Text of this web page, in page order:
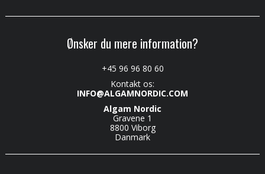
Ønsker du mere information?
+45 96 96 80 60
Kontakt os:
INFO@ALGAMNORDIC.COM
Algam Nordic
Gravene 1
8800 Viborg
Danmark